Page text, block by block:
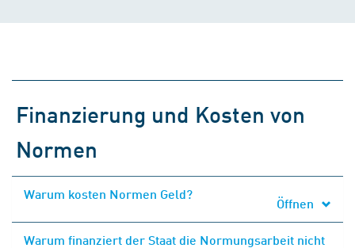
Finanzierung und Kosten von
Normen
Warum kosten Normen Geld?
Öffnen
Warum finanziert der Staat die Normungsarbeit nicht